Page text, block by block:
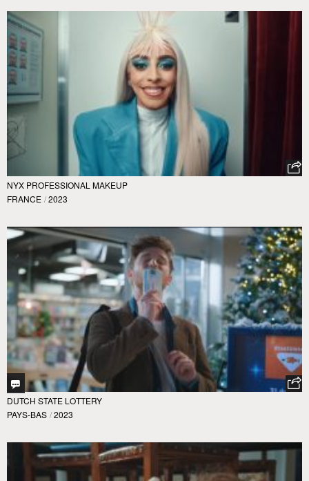
NYX PROFESSIONAL MAKEUP
FRANCE / 2023
DUTCH STATE LOTTERY
PAYS-BAS / 2023